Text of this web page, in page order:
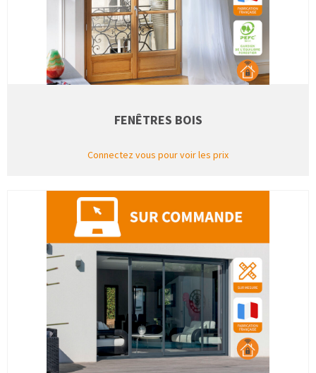
FENÊTRES BOIS
Connectez vous pour voir les prix